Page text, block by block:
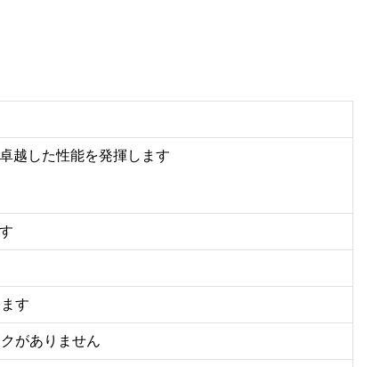
越した性能を発揮します
す
がありません